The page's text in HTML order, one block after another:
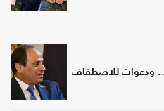
ودعوات للاصطفاف